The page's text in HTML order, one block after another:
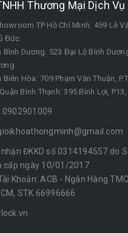
Thương Mại Dịch
TP Hồ Chí Minh: 459 Lê
Đức
Dương: 523 Đại Lộ Bình
Hòa: 709 Phạm Văn Thuận,
Bình Thạnh: 395 Bình Lợi, P13,
0902901009
ĐKKD số 0314194557 do
cấp ngày 10/01/2017
Khoản: ACB - Ngân Hàng
STK 66996666